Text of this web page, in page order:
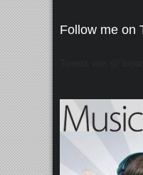
Follow me on